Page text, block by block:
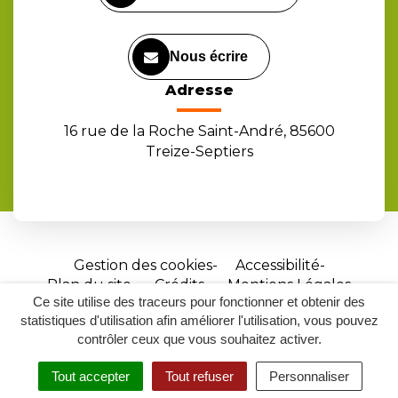
Ce site utilise des traceurs pour fonctionner et obtenir des
statistiques d'utilisation afin améliorer l'utilisation, vous pouvez
contrôler ceux que vous souhaitez activer.
Tout accepter Tout refuser Personnaliser
RECHERCHER
ACCESSIBILITÉ
Nous écrire
Adresse
16 rue de la Roche Saint-André, 85600
Treize-Septiers
Gestion des cookies
Accessibilité
Plan du site
Crédits
Mentions Légales
Site
réalisé
par
Inovagora